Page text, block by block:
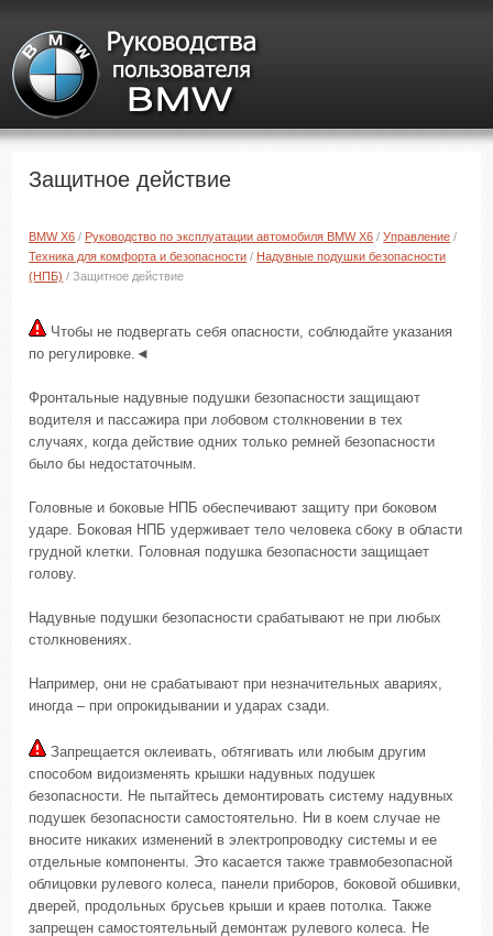
Защитное действие
BMW X6 / Руководство по эксплуатации автомобиля BMW X6 /Управление /
Техника для комфорта и безопасности / Надувные подушки безопасности
(НПБ) / Защитное действие
Чтобы не подвергать себя опасности, соблюдайте указания
по регулировке.◄
Фронтальные надувные подушки безопасности защищают
водителя и пассажира при лобовом столкновении в тех
случаях, когда действие одних только ремней безопасности
было бы недостаточным.
Головные и боковые НПБ обеспечивают защиту при боковом
ударе. Боковая НПБ удерживает тело человека сбоку в области
грудной клетки. Головная подушка безопасности защищает
голову.
Надувные подушки безопасности срабатывают не при любых
столкновениях.
Например, они не срабатывают при незначительных авариях,
иногда – при опрокидывании и ударах сзади.
Запрещается оклеивать, обтягивать или любым другим
способом видоизменять крышки надувных подушек
безопасности. Не пытайтесь демонтировать систему надувных
подушек безопасности самостоятельно. Ни в коем случае не
вносите никаких изменений в электропроводку системы и ее
отдельные компоненты. Это касается также травмобезопасной
облицовки рулевого колеса, панели приборов, боковой обшивки,
дверей, продольных брусьев крыши и краев потолка. Также
запрещен самостоятельный демонтаж рулевого колеса. Не